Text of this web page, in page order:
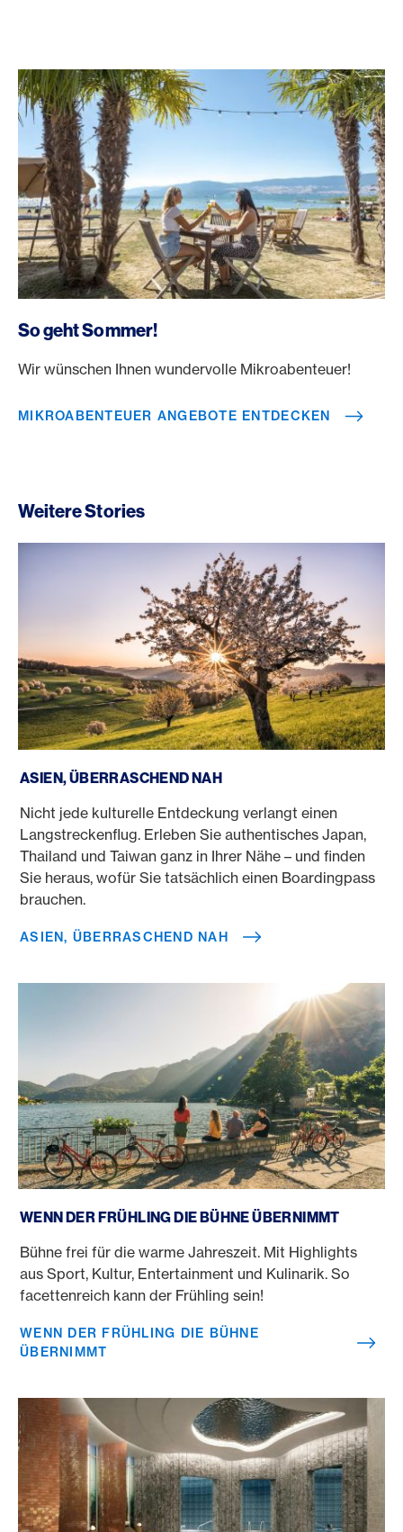
So geht Sommer!
Wir wünschen Ihnen wundervolle Mikroabenteuer!
MIKROABENTEUER ANGEBOTE ENTDECKEN
Weitere Stories
ASIEN, ÜBERRASCHEND NAH
Nicht jede kulturelle Entdeckung verlangt einen
Langstreckenflug. Erleben Sie authentisches Japan,
Thailand und Taiwan ganz in Ihrer Nähe – und finden
Sie heraus, wofür Sie tatsächlich einen Boardingpass
brauchen.
ASIEN, ÜBERRASCHEND NAH
WENN DER FRÜHLING DIE BÜHNE ÜBERNIMMT
Bühne frei für die warme Jahreszeit. Mit Highlights
aus Sport, Kultur, Entertainment und Kulinarik. So
facettenreich kann der Frühling sein!
WENN DER FRÜHLING DIE BÜHNE
ÜBERNIMMT